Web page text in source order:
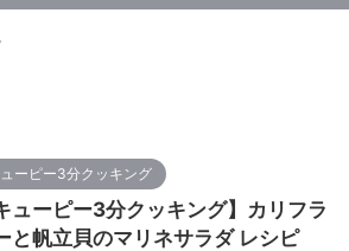
ーピー3分クッキング
ューピー3分クッキング】カリフラ
と帆立貝のマリネサラダ レシピ